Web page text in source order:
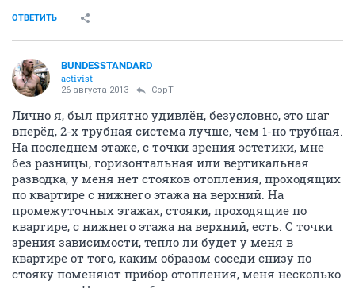
ОТВЕТИТЬ
BUNDESSTANDARD
activist
26 августа 2013 CopT
Лично я, был приятно удивлён, безусловно, это шаг
вперёд, 2-х трубная система лучше, чем 1-но трубная.
На последнем этаже, с точки зрения эстетики, мне
без разницы, горизонтальная или вертикальная
разводка, у меня нет стояков отопления, проходящих
по квартире с нижнего этажа на верхний. На
промежуточных этажах, стояки, проходящие по
квартире, с нижнего этажа на верхний, есть. С точки
зрения зависимости, тепло ли будет у меня в
квартире от того, каким образом соседи снизу по
стояку поменяют прибор отопления, меня несколько